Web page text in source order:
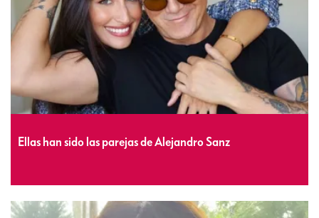
Ellas han sido las parejas de Alejandro Sanz